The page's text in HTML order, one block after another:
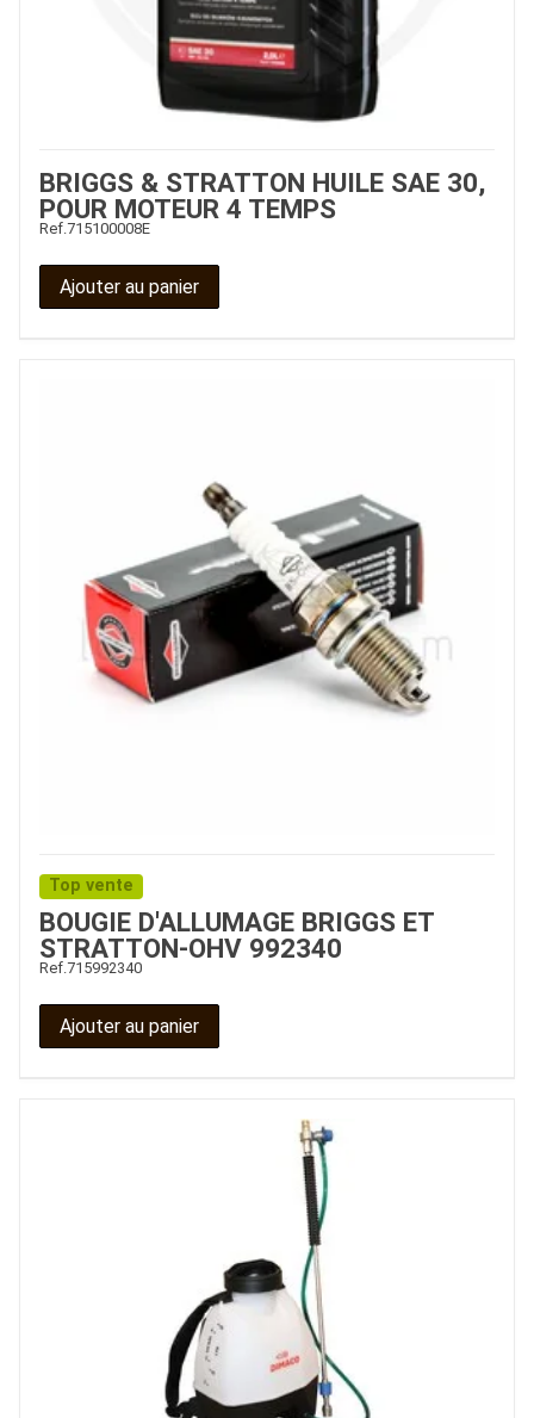
BRIGGS & STRATTON HUILE SAE 30,
POUR MOTEUR 4 TEMPS
Ref. 715100008E
Ajouter au panier
Top vente
BOUGIE D'ALLUMAGE BRIGGS ET
STRATTON-OHV 992340
Ref. 715992340
Ajouter au panier